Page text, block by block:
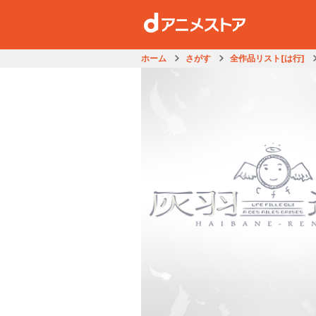
ホーム さがす 全作品リスト[は行]